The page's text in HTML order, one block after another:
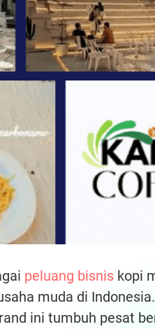
peluang bisnis kopi
muda di
ini tumbuh pesat